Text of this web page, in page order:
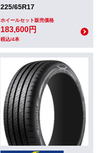
225/65R17
ホイールセット販売価格
183,600円
税込/4本